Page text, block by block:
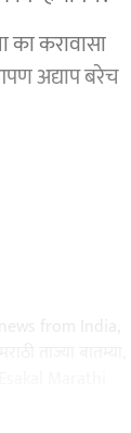
का करावासा
अद्याप बरेच